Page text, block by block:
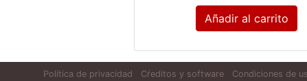
Añadir al carrito
Política de privacidad Cŕeditos y software Condiciones de